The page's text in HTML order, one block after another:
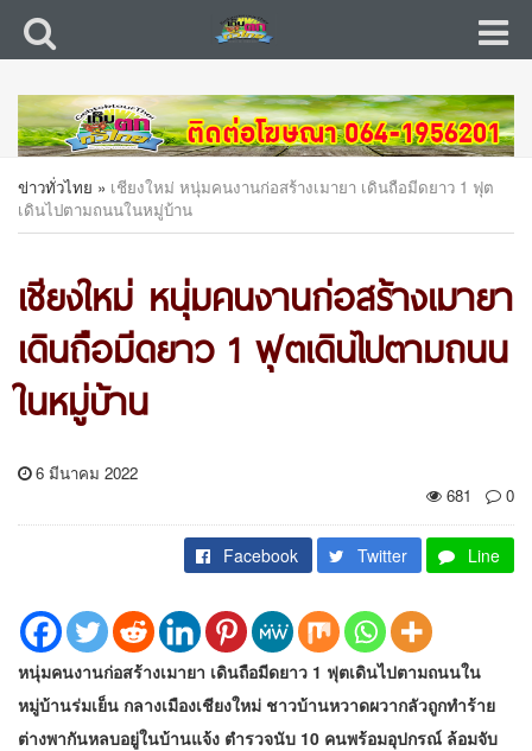
ข่าวทั่วไทย » เชียงใหม่ หนุ่มคนงานก่อสร้างเมายา เดินถือมีดยาว 1 ฟุต
เดินไปตามถนนในหมู่บ้าน
เชียงใหม่ หนุ่มคนงานก่อสร้างเมายา
เดินถือมีดยาว 1 ฟุตเดินไปตามถนน
ในหมู่บ้าน
6 มีนาคม 2022
681
0
Facebook Twitter Line
หนุ่มคนงานก่อสร้างเมายา เดินถือมีดยาว 1 ฟุตเดินไปตามถนนใน
หมู่บ้านร่มเย็น กลางเมืองเชียงใหม่ ชาวบ้านหวาดผวากลัวถูกทำร้าย
ต่างพากันหลบอยู่ในบ้านแจ้ง ตำรวจนับ 10 คนพร้อมอุปกรณ์ ล้อมจับ